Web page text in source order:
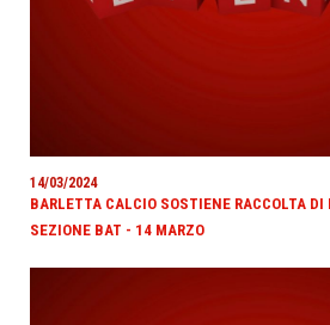
14/03/2024
BARLETTA CALCIO SOSTIENE RACCOLTA
SEZIONE BAT - 14 MARZO